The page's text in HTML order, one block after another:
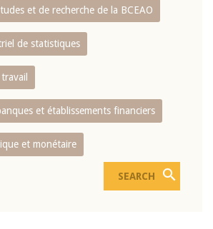
et de recherche de la BCEAO
de statistiques
et établissements financiers
et monétaire